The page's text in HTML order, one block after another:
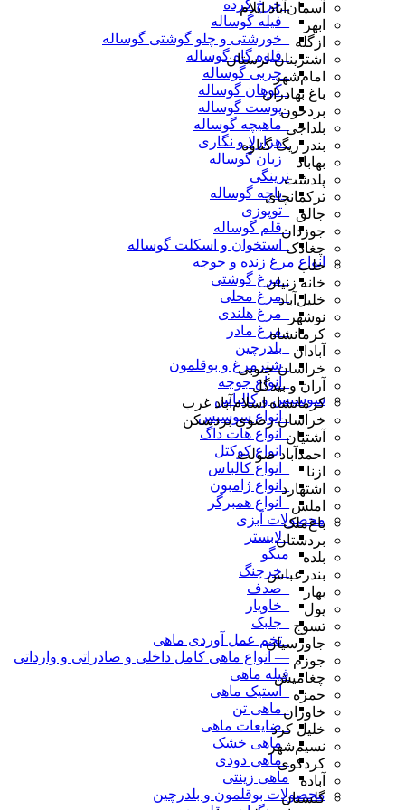
_چرخ کرده
_فیله گوساله
_خورشتی و چلو گوشتی گوساله
_قلوه گاه گوساله
_چربی گوساله
_کوهان گوساله
_پوست گوساله
_ماهیچه گوساله
_هزارلا و نگاری
_زبان گوساله
نرینگی
_پاچه گوساله
_توپوزی
_قلم گوساله
_استخوان و اسکلت گوساله
انواع مرغ زنده و جوجه
_مرغ گوشتی
_مرغ محلی
_مرغ هلندی
_مرغ مادر
_بلدرچین
_شترمرغ و بوقلمون
_انواع جوجه
سوسیس و کالباس
_انواع سوسیس
_انواع هات داگ
_انواع کوکتل
_انواع کالباس
_انواع ژامبون
_انواع همبرگر
محصولات آبزی
_لابستر
میگو
_خرچنگ
_صدف
_خاویار
_جلبک
_تخم عمل آوردی ماهی
— انواع ماهی کامل داخلی و صادراتی و وارداتی
فیله ماهی
_استیک ماهی
_ماهی تن
_ضایعات ماهی
_ماهی خشک
_ماهی دودی
ماهی زینتی
محصولات بوقلمون و بلدرچین
آسمان‌آباد ایلام
ابهر
ازگله
اشترینان لرستان
امام‌شهر
باغ بهادران
بردخون
بلداجی
بندر ریگ گناوه
بهاباد
پلدشت
ترکمانچای
جالق
جوزدان
چغادک
حلب
خانه زنیان
خلیل‌آباد
نوشهر
کرمانشاه
آبادان
خراسان جنوبی
آران و بیدگل
کرمانشاه اسلام‌آباد غرب
خراسان رضوی بردسکن
آشتیان
احمدآباد صولت
ازنا
اشتهارد
املش
باغ‌ملک
بردستان
بلده
بندرعباس
بهار
پول
تسوج
جاورسیان
جوزم
چغامیش
حمزه
خاوران
خلیل کرد
نسیم‌شهر
کردکوی
آباده
گلستان